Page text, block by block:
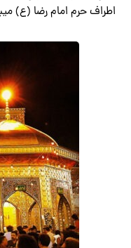
اطراف حرم امام رضا (ع) می‎باشد.